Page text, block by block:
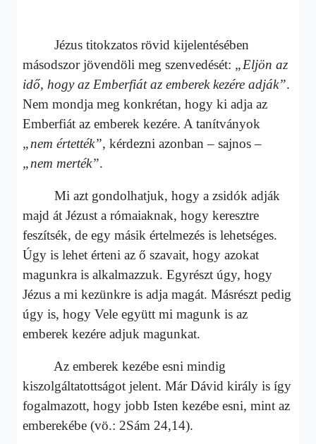
Jézus titokzatos rövid kijelentésében
másodszor jövendöli meg szenvedését: „Eljön az
idő, hogy az Emberfiát az emberek kezére adják”.
Nem mondja meg konkrétan, hogy ki adja az
Emberfiát az emberek kezére. A tanítványok
„nem értették”, kérdezni azonban – sajnos –
„nem merték”.
Mi azt gondolhatjuk, hogy a zsidók adják
majd át Jézust a rómaiaknak, hogy keresztre
feszítsék, de egy másik értelmezés is lehetséges.
Úgy is lehet érteni az ő szavait, hogy azokat
magunkra is alkalmazzuk. Egyrészt úgy, hogy
Jézus a mi kezünkre is adja magát. Másrészt pedig
úgy is, hogy Vele együtt mi magunk is az
emberek kezére adjuk magunkat.
Az emberek kezébe esni mindig
kiszolgáltatottságot jelent. Már Dávid király is így
fogalmazott, hogy jobb Isten kezébe esni, mint az
emberekébe (vö.: 2Sám 24,14).